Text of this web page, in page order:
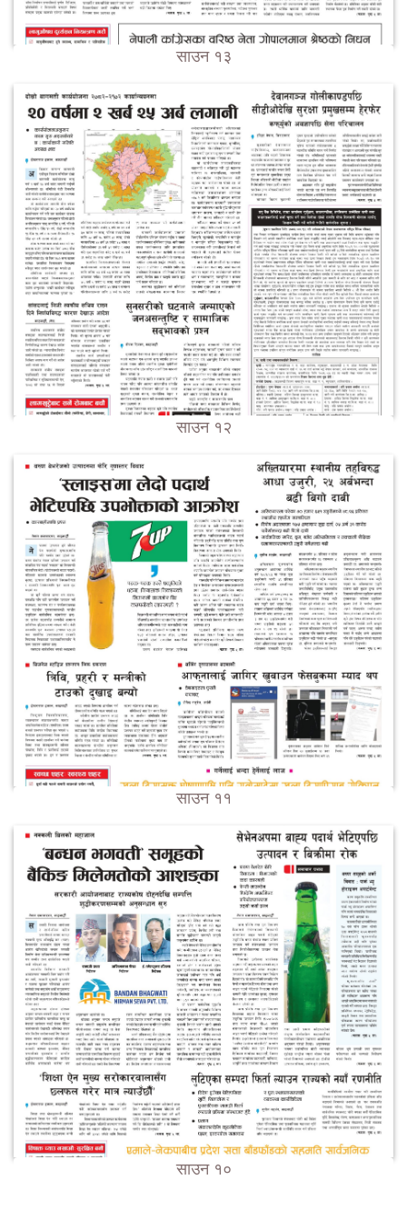
साउन १३
साउन १२
साउन ११
साउन १०